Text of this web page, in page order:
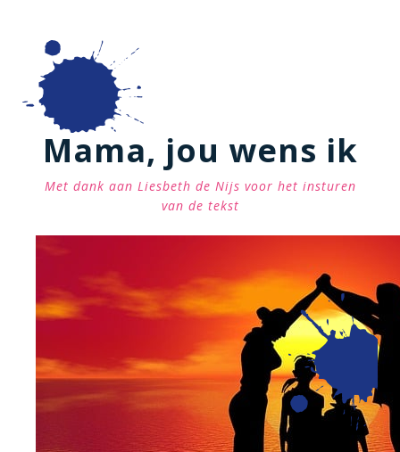
Mama, jou wens ik
Met dank aan Liesbeth de Nijs voor het insturen
van de tekst